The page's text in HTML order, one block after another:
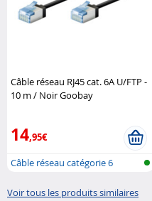
Câble réseau RJ45 cat. 6A U/FTP -
10 m / Noir Goobay
14,95€
Câble réseau catégorie 6
Voir tous les produits similaires